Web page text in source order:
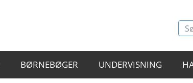
BØRNEBØGER UNDERVISNING